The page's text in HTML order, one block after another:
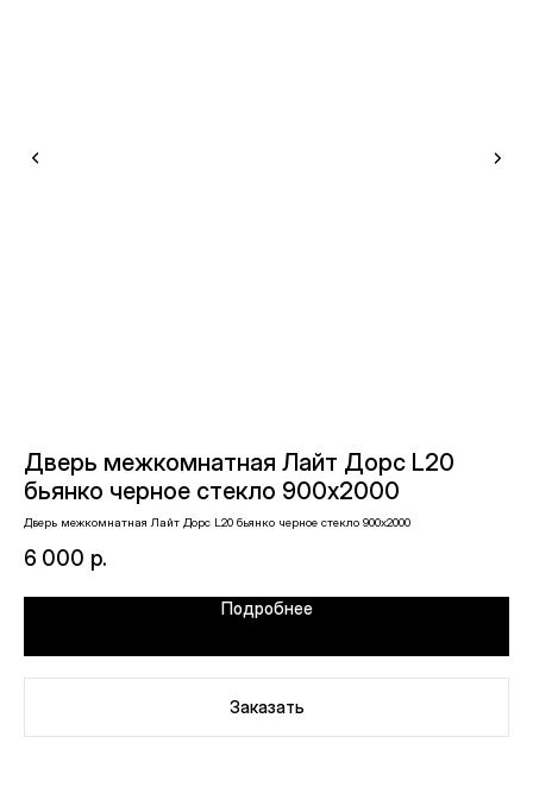
Дверь межкомнатная Лайт Дорс L20
бьянко черное стекло 900х2000
Дверь межкомнатная Лайт Дорс L20 бьянко черное стекло 900х2000
6 000 р.
Подробнее
Заказать